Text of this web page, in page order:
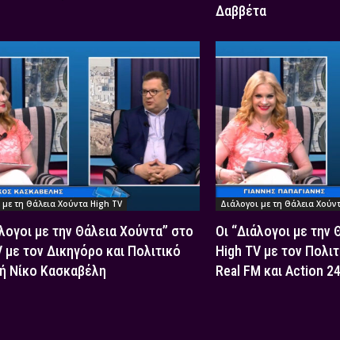
Δαββέτα
με τη Θάλεια Χούντα High TV
με την Θάλεια Χούντα” στο
με τον Δικηγόρο και Πολιτικό
Νίκο Κασκαβέλη
Διάλογοι με τη Θάλεια
Οι “Διάλογοι με την
High TV με τον
Real FM και Action